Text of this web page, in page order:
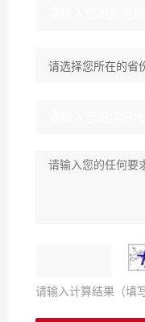
请输入计算结果（填